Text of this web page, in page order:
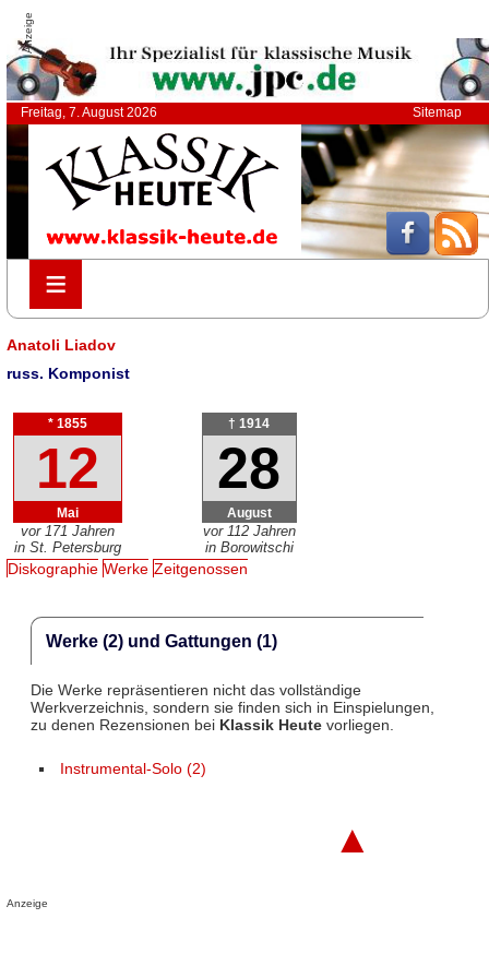
Anzeige
Freitag, 7. August 2026 Sitemap
≡
≡
Anatoli Liadov
russ. Komponist
* 1855
12
Mai
vor 171 Jahren
in St. Petersburg
† 1914
28
August
vor 112 Jahren
in Borowitschi
Diskographie Werke Zeitgenossen
Werke (2) und Gattungen (1)
Die Werke repräsentieren nicht das vollständige
Werkverzeichnis, sondern sie finden sich in Einspielungen,
zu denen Rezensionen bei Klassik Heutevorliegen.
Instrumental-Solo (2)
▲
Anzeige